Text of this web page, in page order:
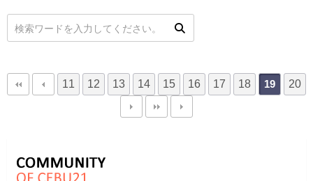
11 12 13 14 15 16 17 18 19 20